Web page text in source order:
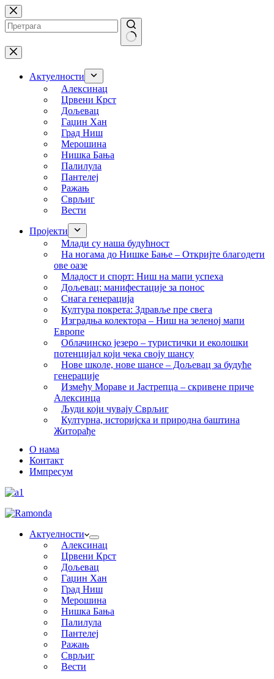
Skip
to
content
No
results
Актуелности
Алексинац
Црвени Крст
Дољевац
Гаџин Хан
Град Ниш
Мерошина
Нишка Бања
Палилула
Пантелеј
Ражањ
Сврљиг
Вести
Пројекти
Млади су наша будућност
На ногама до Нишке Бање – Откријте благодети
ове оазе
Младост и спорт: Ниш на мапи успеха
Дољевац: манифестације за понос
Снага генерација
Култура покрета: Здравље пре свега
Изградња колектора – Ниш на зеленој мапи
Европе
Облачинско језеро – туристички и еколошки
потенцијал који чека своју шансу
Нове школе, нове шансе – Дољевац за будуће
генерације
Између Мораве и Јастрепца – скривене приче
Алексинца
Људи који чувају Сврљиг
Културна, историјска и природна баштина
Житорађе
О нама
Контакт
Импресум
Актуелности
Алексинац
Црвени Крст
Дољевац
Гаџин Хан
Град Ниш
Мерошина
Нишка Бања
Палилула
Пантелеј
Ражањ
Сврљиг
Вести